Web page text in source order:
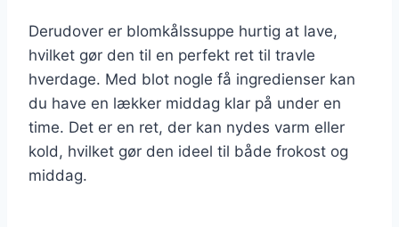
Derudover er blomkålssuppe hurtig at lave,
hvilket gør den til en perfekt ret til travle
hverdage. Med blot nogle få ingredienser kan
du have en lækker middag klar på under en
time. Det er en ret, der kan nydes varm eller
kold, hvilket gør den ideel til både frokost og
middag.